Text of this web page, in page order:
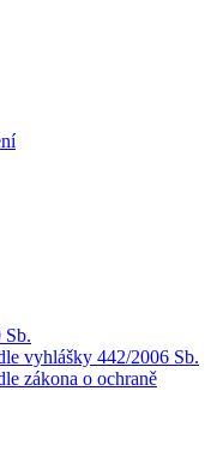
Sb.
vyhlášky 442/2006 Sb.
zákona o ochraně